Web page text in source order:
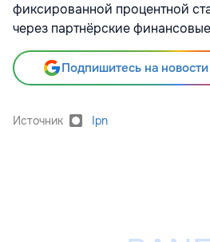
фиксированной процентной
через партнёрские
Подпишитесь на
Источник Ipn